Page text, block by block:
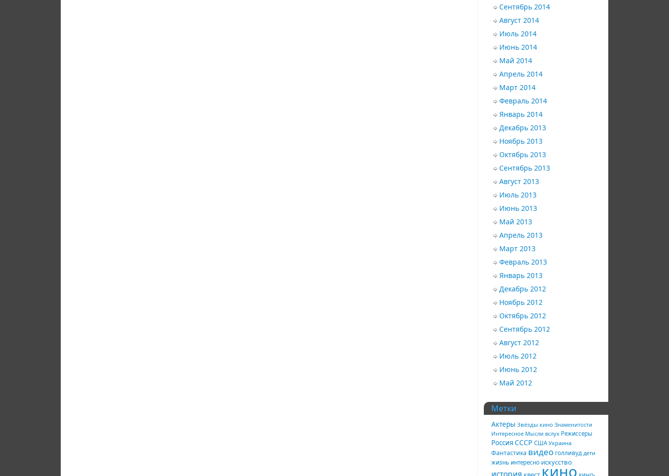
Сентябрь 2014
Август 2014
Июль 2014
Июнь 2014
Май 2014
Апрель 2014
Март 2014
Февраль 2014
Январь 2014
Декабрь 2013
Ноябрь 2013
Октябрь 2013
Сентябрь 2013
Август 2013
Июль 2013
Июнь 2013
Май 2013
Апрель 2013
Март 2013
Февраль 2013
Январь 2013
Декабрь 2012
Ноябрь 2012
Октябрь 2012
Сентябрь 2012
Август 2012
Июль 2012
Июнь 2012
Май 2012
Метки
Актеры Звёзды кино Знаменитости
Интересное Мысли вслух Режиссеры
Россия СССР США Украина
Фантастика видео голливуд дети
жизнь интересно искусство
история кино